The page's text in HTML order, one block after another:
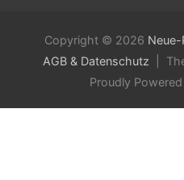
Copyright © 2026
AGB & Datenschutz
Proudly